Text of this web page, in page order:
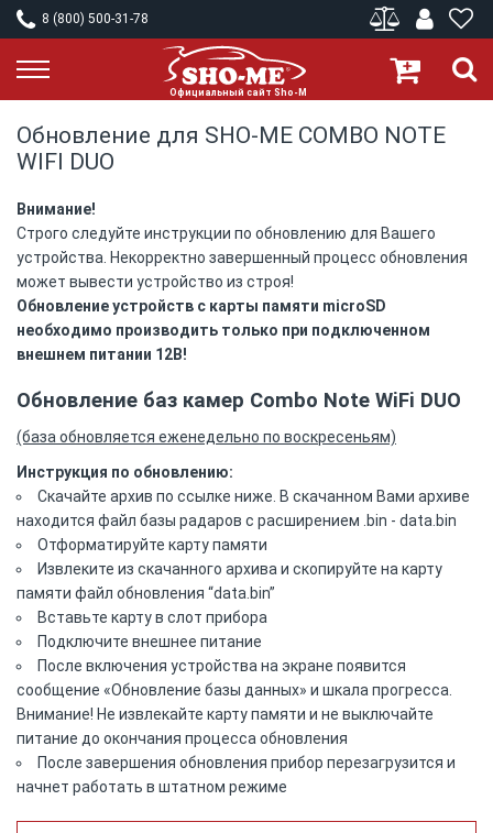
8 (800) 500-31-78
Обновление для SHO-ME COMBO NOTE
WIFI DUO
Внимание!
Строго следуйте инструкции по обновлению для Вашего
устройства. Некорректно завершенный процесс обновления
может вывести устройство из строя!
Обновление устройств с карты памяти microSD
необходимо производить только при подключенном
внешнем питании 12В!
Обновление баз камер Combo Note WiFi DUO
(база обновляется еженедельно по воскресеньям)
Инструкция по обновлению:
Скачайте архив по ссылке ниже. В скачанном Вами архиве
находится файл базы радаров с расширением .bin - data.bin
Отформатируйте карту памяти
Извлеките из скачанного архива и скопируйте на карту
памяти файл обновления “data.bin”
Вставьте карту в слот прибора
Подключите внешнее питание
После включения устройства на экране появится
сообщение «Обновление базы данных» и шкала прогресса.
Внимание! Не извлекайте карту памяти и не выключайте
питание до окончания процесса обновления
После завершения обновления прибор перезагрузится и
начнет работать в штатном режиме